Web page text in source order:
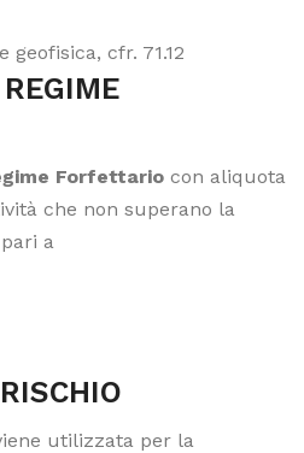
geofisica, cfr. 71.12
Forfettario con aliquota
che non superano la
a
utilizzata per la